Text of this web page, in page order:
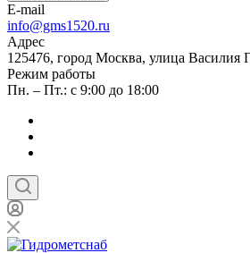
E-mail
info@gms1520.ru
Адрес
125476, город Москва, улица
Режим работы
Пн. – Пт.: с 9:00 до 18:00